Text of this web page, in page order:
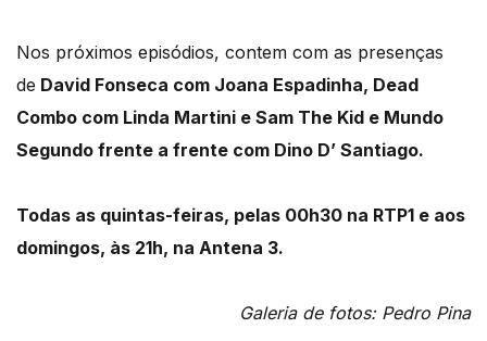
Nos próximos episódios, contem com as presenças
de David Fonseca com Joana Espadinha, Dead
Combo com Linda Martini e Sam The Kid e Mundo
Segundo frente a frente com Dino D’ Santiago.
Todas as quintas-feiras, pelas 00h30 na RTP1 e aos
domingos, às 21h, na Antena 3.
Galeria de fotos: Pedro Pina